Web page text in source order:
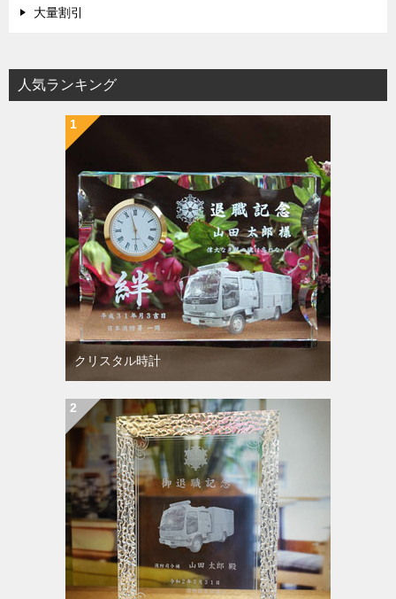
大量割引
人気ランキング
クリスタル時計